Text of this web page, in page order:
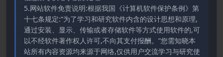
5.网站软件免责说明:根据我国《计算机软件保护条例》第
十七条规定:“为了学习和研究软件内含的设计思想和原理,
通过安装、显示、传输或者存储软件等方式使用软件的,可
以不经软件著作权人许可,不向其支付报酬。”您需知晓本
站所有内容资源均来源于网络,仅供用户交流学习与研究使